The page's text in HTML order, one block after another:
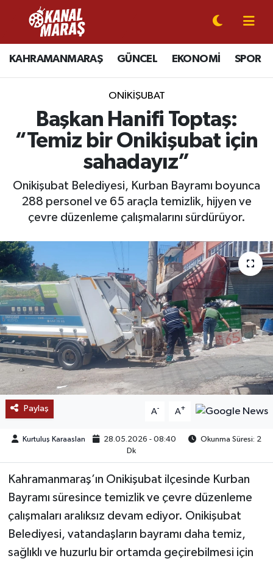
KAHRAMANMARAŞ GÜNCEL EKONOMİ SPOR
ONİKİŞUBAT
Başkan Hanifi Toptaş:
“Temiz bir Onikişubat için
sahadayız”
Onikişubat Belediyesi, Kurban Bayramı boyunca
288 personel ve 65 araçla temizlik, hijyen ve
çevre düzenleme çalışmalarını sürdürüyor.
Paylaş A- A+
Kurtuluş Karaaslan 28.05.2026 - 08:40
Okunma Süresi: 2
Dk
Kahramanmaraş’ın Onikişubat ilçesinde Kurban
Bayramı süresince temizlik ve çevre düzenleme
çalışmaları aralıksız devam ediyor. Onikişubat
Belediyesi, vatandaşların bayramı daha temiz,
sağlıklı ve huzurlu bir ortamda geçirebilmesi için
CANLI YAYIN
KAHRAMANMARAŞ
SPOR
EKONOMİ
MAGAZİN
SAĞLIK
EĞİTİM
BÖLGE
KEŞFET
POPÜLER
TREND
MEDYA
OTOMOTİV
Kahramanmaraş Nöbetçi Eczaneler
Kahramanmaraş Hava Durumu
Kahramanmaraş Namaz Vakitleri
Kahramanmaraş Trafik Yoğunluk Haritası
Süper Lig Puan Durumu ve Fikstür
Tüm Manşetler
Haber Arşivi